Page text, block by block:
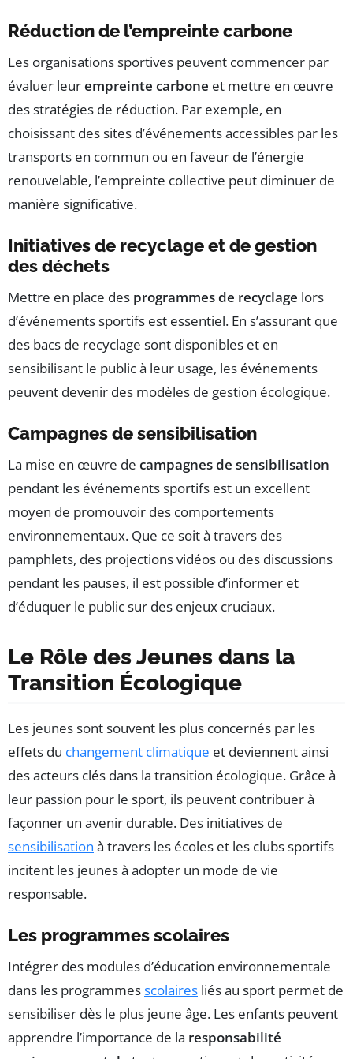
Réduction de l’empreinte carbone
Les organisations sportives peuvent commencer par
évaluer leurempreinte carbone et mettre en œuvre
des stratégies de réduction. Par exemple, en
choisissant des sites d’événements accessibles par les
transports en commun ou en faveur de l’énergie
renouvelable, l’empreinte collective peut diminuer de
manière significative.
Initiatives de recyclage et de gestion
des déchets
Mettre en place des programmes de recyclage lors
d’événements sportifs est essentiel. En s’assurant que
des bacs de recyclage sont disponibles et en
sensibilisant le public à leur usage, les événements
peuvent devenir des modèles de gestion écologique.
Campagnes de sensibilisation
La mise en œuvre de campagnes de sensibilisation
pendant les événements sportifs est un excellent
moyen de promouvoir des comportements
environnementaux. Que ce soit à travers des
pamphlets, des projections vidéos ou des discussions
pendant les pauses, il est possible d’informer et
d’éduquer le public sur des enjeux cruciaux.
Le Rôle des Jeunes dans la
Transition Écologique
Les jeunes sont souvent les plus concernés par les
effets du changement climatique et deviennent ainsi
des acteurs clés dans la transition écologique. Grâce à
leur passion pour le sport, ils peuvent contribuer à
façonner un avenir durable. Des initiatives de
sensibilisation à travers les écoles et les clubs sportifs
incitent les jeunes à adopter un mode de vie
responsable.
Les programmes scolaires
Intégrer des modules d’éducation environnementale
dans les programmesscolaires liés au sport permet de
sensibiliser dès le plus jeune âge. Les enfants peuvent
apprendre l’importance de la responsabilité